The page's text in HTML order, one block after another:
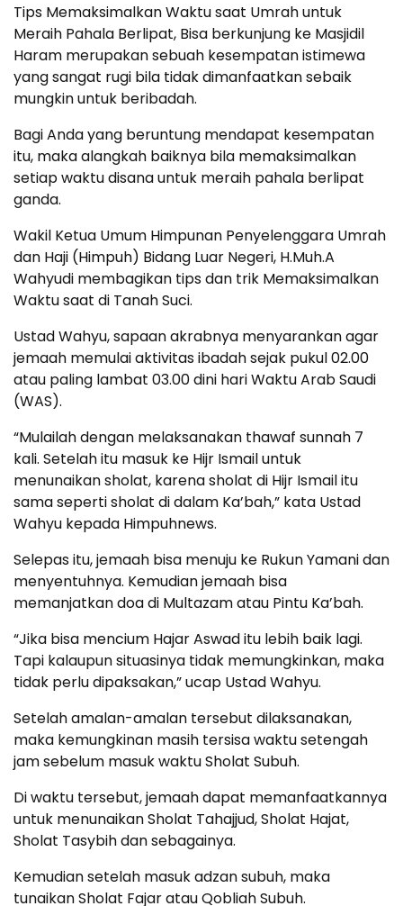
Tips Memaksimalkan Waktu saat Umrah untuk
Meraih Pahala Berlipat, Bisa berkunjung ke Masjidil
Haram merupakan sebuah kesempatan istimewa
yang sangat rugi bila tidak dimanfaatkan sebaik
mungkin untuk beribadah.
Bagi Anda yang beruntung mendapat kesempatan
itu, maka alangkah baiknya bila memaksimalkan
setiap waktu disana untuk meraih pahala berlipat
ganda.
Wakil Ketua Umum Himpunan Penyelenggara Umrah
dan Haji (Himpuh) Bidang Luar Negeri, H.Muh.A
Wahyudi membagikan tips dan trik Memaksimalkan
Waktu saat di Tanah Suci.
Ustad Wahyu, sapaan akrabnya menyarankan agar
jemaah memulai aktivitas ibadah sejak pukul 02.00
atau paling lambat 03.00 dini hari Waktu Arab Saudi
(WAS).
“Mulailah dengan melaksanakan thawaf sunnah 7
kali. Setelah itu masuk ke Hijr Ismail untuk
menunaikan sholat, karena sholat di Hijr Ismail itu
sama seperti sholat di dalam Ka’bah,” kata Ustad
Wahyu kepada Himpuhnews.
Selepas itu, jemaah bisa menuju ke Rukun Yamani dan
menyentuhnya. Kemudian jemaah bisa
memanjatkan doa di Multazam atau Pintu Ka’bah.
“Jika bisa mencium Hajar Aswad itu lebih baik lagi.
Tapi kalaupun situasinya tidak memungkinkan, maka
tidak perlu dipaksakan,” ucap Ustad Wahyu.
Setelah amalan-amalan tersebut dilaksanakan,
maka kemungkinan masih tersisa waktu setengah
jam sebelum masuk waktu Sholat Subuh.
Di waktu tersebut, jemaah dapat memanfaatkannya
untuk menunaikan Sholat Tahajjud, Sholat Hajat,
Sholat Tasybih dan sebagainya.
Kemudian setelah masuk adzan subuh, maka
tunaikan Sholat Fajar atau Qobliah Subuh.